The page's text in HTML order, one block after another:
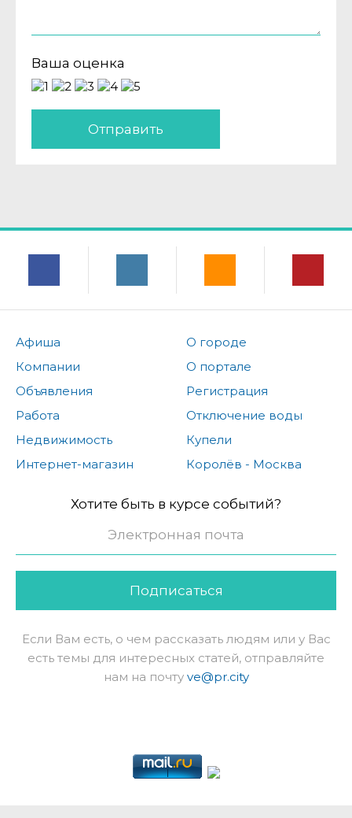
Ваша оценка
Отправить
Афиша
Компании
Объявления
Работа
Недвижимость
Интернет-магазин
О городе
О портале
Регистрация
Отключение воды
Купели
Королёв - Москва
Хотите быть в курсе событий?
Подписаться
Если Вам есть, о чем рассказать людям или у Вас
есть темы для интересных статей, отправляйте
нам на почту ve@pr.city